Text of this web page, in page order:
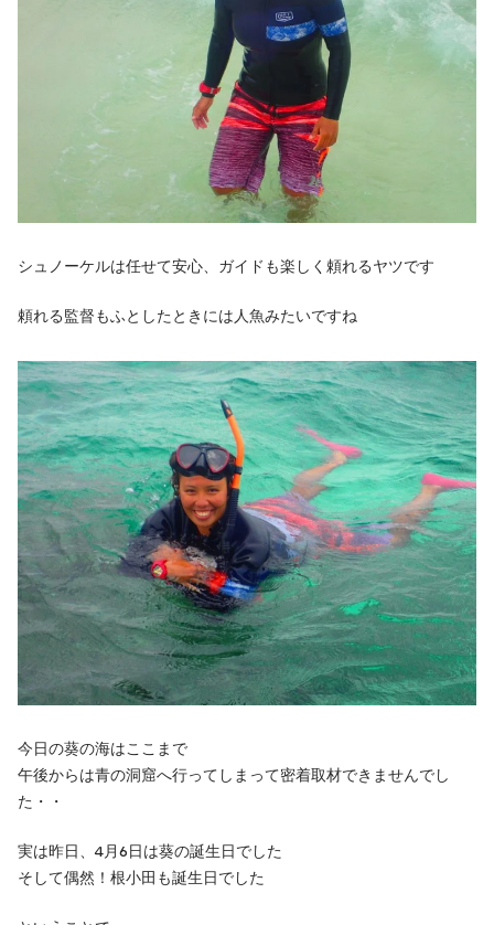
シュノーケルは任せて安心、ガイドも楽しく頼れるヤツです
頼れる監督もふとしたときには人魚みたいですね
今日の葵の海はここまで
午後からは青の洞窟へ行ってしまって密着取材できませんでし
た・・
実は昨日、4月6日は葵の誕生日でした
そして偶然！根小田も誕生日でした